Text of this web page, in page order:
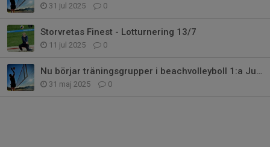
31 jul 2025 0
Storvretas Finest - Lotturnering 13/7
11 jul 2025 0
Nu börjar träningsgrupper i beachvolleyboll 1:a Juni 2025
31 maj 2025 0